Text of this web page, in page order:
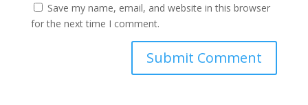
Save my name, email, and website in this browser
for the next time I comment.